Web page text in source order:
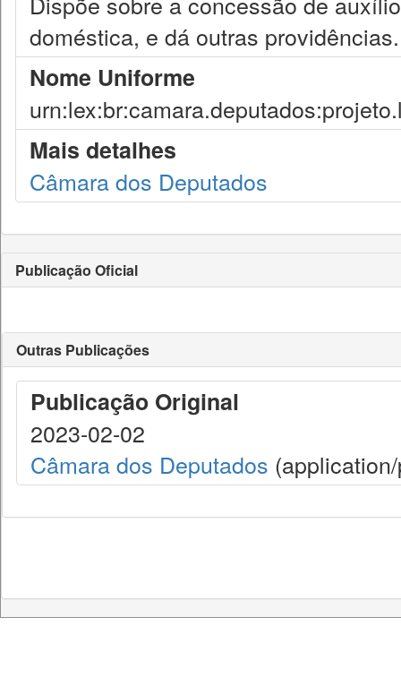
doméstica, e dá outras providências.
Nome Uniforme
Mais detalhes
Câmara dos Deputados
Publicação Oficial
Outras Publicações
Publicação Original
2023-02-02
Câmara dos Deputados